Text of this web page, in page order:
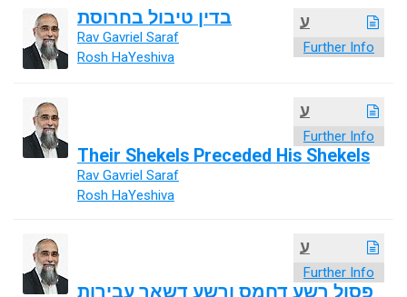
ע
Further Info
בדין טיבול בחרוסת
Rav Gavriel Saraf
Rosh HaYeshiva
ע
Further Info
Their Shekels Preceded His Shekels
Rav Gavriel Saraf
Rosh HaYeshiva
ע
Further Info
פסול רשע דחמס ורשע דשאר עבירות